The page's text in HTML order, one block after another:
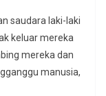
saudara laki-laki
keluar mereka
mereka dan
manusia,